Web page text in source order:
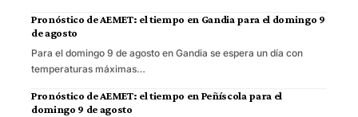
Pronóstico de AEMET: el tiempo en Gandia para el domingo 9
de agosto
Para el domingo 9 de agosto en Gandia se espera un día con
temperaturas máximas…
Pronóstico de AEMET: el tiempo en Peñíscola para el
domingo 9 de agosto